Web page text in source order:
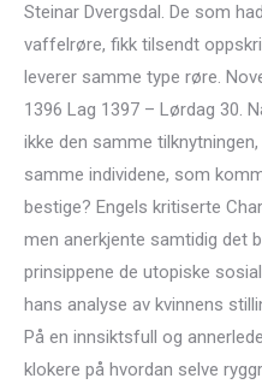
Steinar Dvergsdal. De som
vaffelrøre, fikk tilsendt
leverer samme type røre.
1396 Lag 1397 – Lørdag 30.
ikke den samme
samme individene, som
bestige? Engels kritiserte
men anerkjente samtidig det
prinsippene de utopiske
hans analyse av kvinnens
På en innsiktsfull og
klokere på hvordan selve